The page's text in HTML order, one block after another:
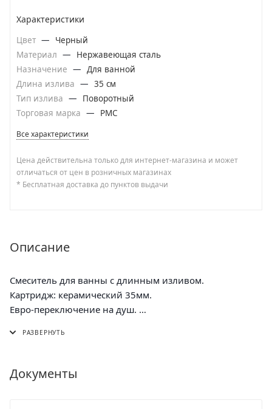
Характеристики
Цвет —
Черный
Материал —
Нержавеющая сталь
Назначение — Для ванной
Длина излива — 35 см
Тип излива —
Поворотный
Торговая марка — РМС
Все характеристики
Цена действительна только для интернет-магазина и может
отличаться от цен в розничных магазинах
* Бесплатная доставка до пунктов выдачи
Описание
Смеситель для ванны с длинным изливом.
Картридж: керамический 35мм.
Евро-переключение на душ.
Материал корпуса: нержавеющая сталь.
шланг для душа 1,5м, лейка для душа
Документы